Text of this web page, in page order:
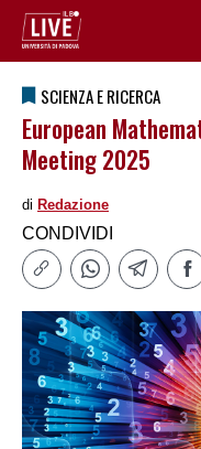
SCIENZA E RICERCA
European
Meeting 2025
di Redazione
CONDIVIDI